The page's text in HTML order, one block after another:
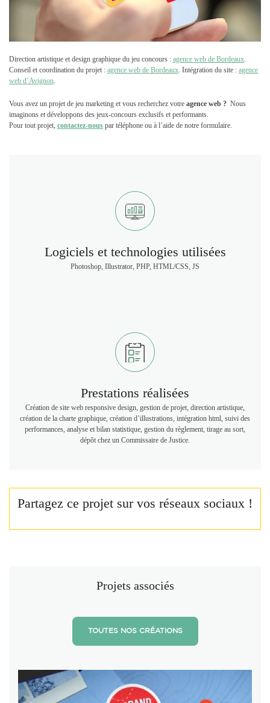
Direction artistique et design graphique du jeu concours : agence web de Bordeaux
Conseil et coordination du projet : agence web de Bordeaux . Intégration du site : agence
web d’Avignon
Vous avez un projet de jeu marketing et vous recherchez votre agence web ? Nous
imaginons et développons des jeux-concours exclusifs et performants.
Pour tout projet, contactez-nous par téléphone ou à l’aide de notre formulaire.
Logiciels et technologies utilisées
Photoshop, Illustrator, PHP, HTML/CSS, JS
Prestations réalisées
Création de site web responsive design, gestion de projet, direction artistique,
création de la charte graphique, création d’illustrations, intégration html, suivi des
performances, analyse et bilan statistique, gestion du règlement, tirage au sort,
dépôt chez un Commissaire de Justice.
Partagez ce projet sur vos réseaux sociaux !
Projets associés
TOUTES NOS CRÉATIONS